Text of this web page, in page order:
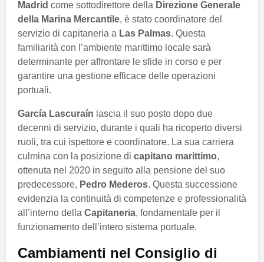
Madrid come sottodirettore della Direzione Generale
della Marina Mercantile, è stato coordinatore del
servizio di capitaneria a Las Palmas. Questa
familiarità con l’ambiente marittimo locale sarà
determinante per affrontare le sfide in corso e per
garantire una gestione efficace delle operazioni
portuali.
García Lascuraín lascia il suo posto dopo due
decenni di servizio, durante i quali ha ricoperto diversi
ruoli, tra cui ispettore e coordinatore. La sua carriera
culmina con la posizione di capitano marittimo,
ottenuta nel 2020 in seguito alla pensione del suo
predecessore, Pedro Mederos. Questa successione
evidenzia la continuità di competenze e professionalità
all’interno della Capitaneria, fondamentale per il
funzionamento dell’intero sistema portuale.
Cambiamenti nel Consiglio di